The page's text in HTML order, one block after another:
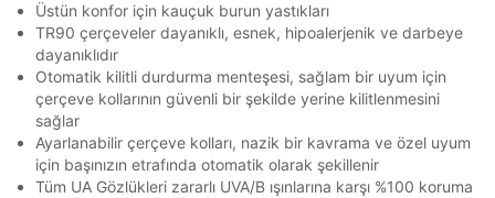
Akbank Axess
Ziraat Bankası Ziraat Bankası 4
QNB QNB 4
AnadoluBank
Üstün konfor için kauçuk burun yastıkları
TR90 çerçeveler dayanıklı, esnek, hipoalerjenik ve darbeye
dayanıklıdır
Otomatik kilitli durdurma menteşesi, sağlam bir uyum için
çerçeve kollarının güvenli bir şekilde yerine kilitlenmesini
sağlar
Ayarlanabilir çerçeve kolları, nazik bir kavrama ve özel uyum
için başınızın etrafında otomatik olarak şekillenir
Tüm UA Gözlükleri zararlı UVA/B ışınlarına karşı %100 koruma
Ürün stoklara geldiğindemail adresinize
Kapat
Kapat
Sipariş Numaranız *
Sorgula
Aşağıdakileri okudum ve kabul ediyorum:
Kişisel verileriniz
Aydınlatma Metni ,
Hüküm ve Koşullar
uyarınca işlenecektir. Kişisel verilerimin Doğuş
Perakende Satış Giyim ve Aksesuar Ticaret A.Ş.
tarafından ticari elektronik ileti gönderilmesi amacıyla
işlenmesini kabul ediyorum.
Sms
SMS Onay Kodu
Bilgilerinizi güncellemek için lütfen telefonunuza SMS
ile gelen kodu girerek telefon numaranızı doğrulayın.
SMS Onay Kodu
Bilgilerinizi güncellemek için lütfen telefonunuza SMS
ile gelen kodu girerek telefon numaranızı doğrulayın.